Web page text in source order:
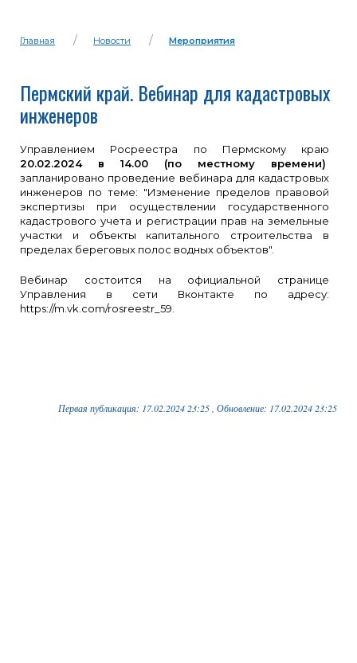
Главная Новости Мероприятия
Пермский край. Вебинар для кадастровых
инженеров
Управлением Росреестра по Пермскому краю
20.02.2024 в 14.00 (по местному времени)
запланировано проведение вебинара для кадастровых
инженеров по теме: "Изменение пределов правовой
экспертизы при осуществлении государственного
кадастрового учета и регистрации прав на земельные
участки и объекты капитального строительства в
пределах береговых полос водных объектов".
Вебинар состоится на официальной странице
Управления в сети Вконтакте по адресу:
https://m.vk.com/rosreestr_59.
Первая публикация: 17.02.2024 23:25 , Обновление: 17.02.2024 23:25